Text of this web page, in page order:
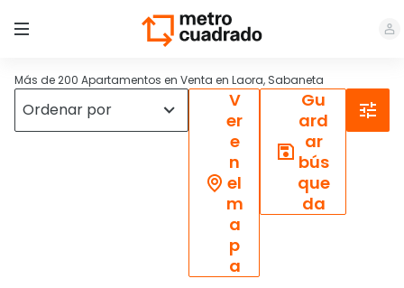
Más de 200 Apartamentos en Venta en Laora, Sabaneta
V
er
e
n
el
m
a
p
a
Gu
ard
ar
bús
que
da